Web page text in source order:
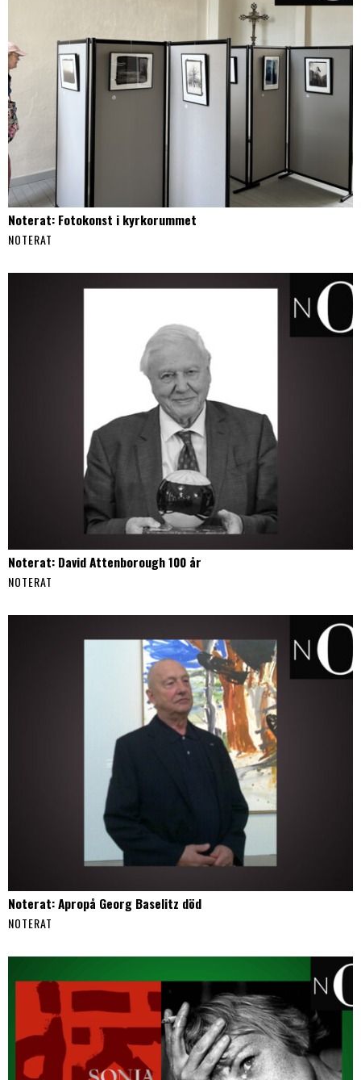
Noterat: Fotokonst i kyrkorummet
NOTERAT
Noterat: David Attenborough 100 år
NOTERAT
Noterat: Apropå Georg Baselitz död
NOTERAT